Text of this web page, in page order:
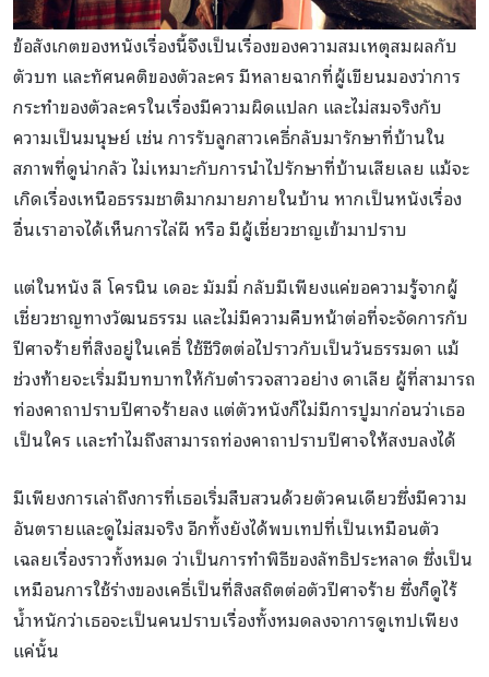
ข้อสังเกตของหนังเรื่องนี้จึงเป็นเรื่องของความสมเหตุสมผลกับ
ตัวบท และทัศนคติของตัวละคร มีหลายฉากที่ผู้เขียนมองว่าการ
กระทำของตัวละครในเรื่องมีความผิดแปลก และไม่สมจริงกับ
ความเป็นมนุษย์ เช่น การรับลูกสาวเคธี่กลับมารักษาที่บ้านใน
สภาพที่ดูน่ากลัว ไม่เหมาะกับการนำไปรักษาที่บ้านเสียเลย แม้จะ
เกิดเรื่องเหนือธรรมชาติมากมายภายในบ้าน หากเป็นหนังเรื่อง
อื่นเราอาจได้เห็นการไล่ผี หรือ มีผู้เชี่ยวชาญเข้ามาปราบ
แต่ในหนัง ลี โครนิน เดอะ มัมมี่ กลับมีเพียงแค่ขอความรู้จากผู้
เชี่ยวชาญทางวัฒนธรรม และไม่มีความคืบหน้าต่อที่จะจัดการกับ
ปีศาจร้ายที่สิงอยู่ในเคธี่ ใช้ชีวิตต่อไปราวกับเป็นวันธรรมดา แม้
ช่วงท้ายจะเริ่มมีบทบาทให้กับตำรวจสาวอย่าง ดาเลีย ผู้ที่สามารถ
ท่องคาถาปราบปีศาจร้ายลง แต่ตัวหนังก็ไม่มีการปูมาก่อนว่าเธอ
เป็นใคร เเละทำไมถึงสามารถท่องคาถาปราบปีศาจให้สงบลงได้
มีเพียงการเล่าถึงการที่เธอเริ่มสืบสวนด้วยตัวคนเดียวซึ่งมีความ
อันตรายและดูไม่สมจริง อีกทั้งยังได้พบเทปที่เป็นเหมือนตัว
เฉลยเรื่องราวทั้งหมด ว่าเป็นการทำพิธีของลัทธิประหลาด ซึ่งเป็น
เหมือนการใช้ร่างของเคธี่เป็นที่สิงสถิตต่อตัวปีศาจร้าย ซึ่งก็ดูไร้
น้ำหนักว่าเธอจะเป็นคนปราบเรื่องทั้งหมดลงจาการดูเทปเพียง
แค่นั้น